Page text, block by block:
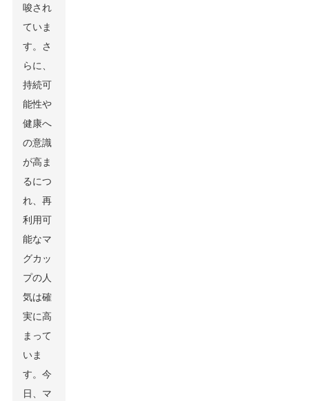
唆され
ていま
す。さ
らに、
持続可
能性や
健康へ
の意識
が高ま
るにつ
れ、再
利用可
能なマ
グカッ
プの人
気は確
実に高
まって
いま
す。今
日、マ